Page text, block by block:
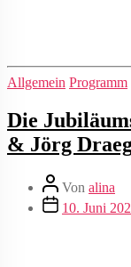
Allgemein Programm
Die
& Jörg
Von alina
10. Juni